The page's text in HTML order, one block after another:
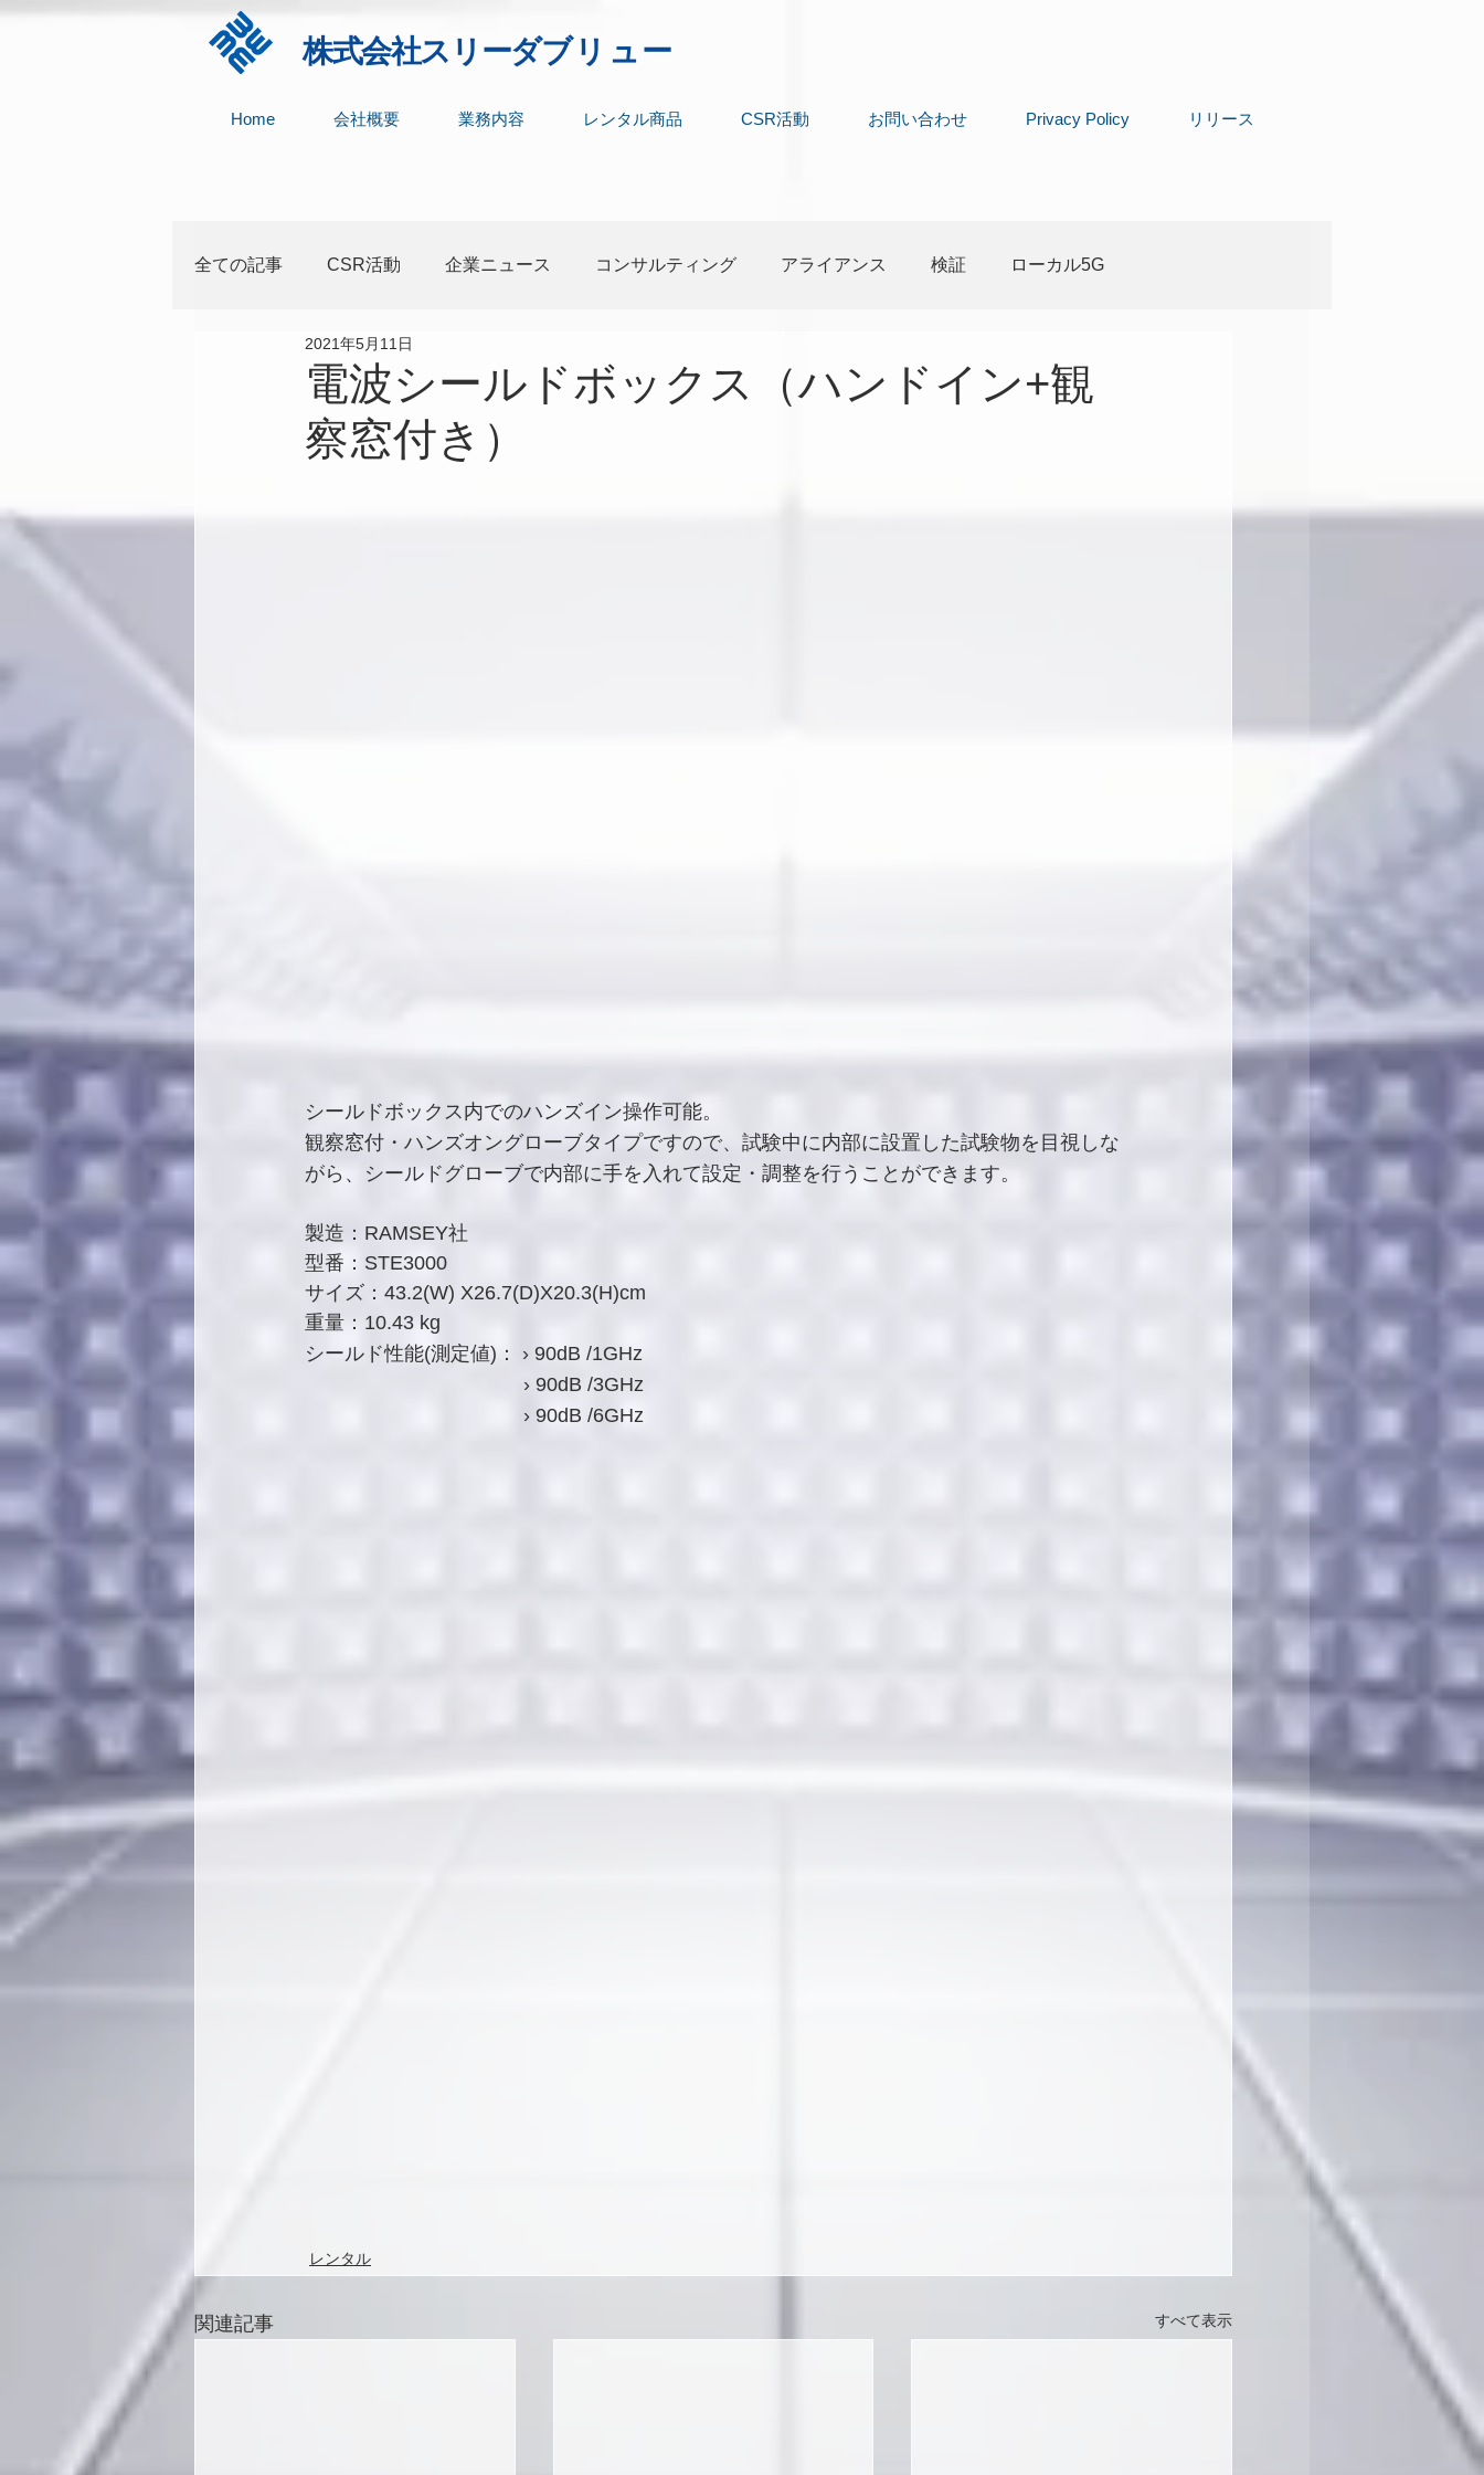
Home 会社概要 業務内容 レンタル商品 CSR活動 お問い合わせ Privacy Policy リリース
​株式会社スリーダブリュー
全ての記事 CSR活動 企業ニュース コンサルティング アライアンス 検証 ローカル5G
レンタル
電波シールドボックス（ハンドイン+観
察窓付き）
2021年5月11日
シールドボックス内でのハンズイン操作可能。
観察窓付・ハンズオングローブタイプですので、試験中に内部に設置した試験物を目視しな
がら、シールドグローブで内部に手を入れて設定・調整を行うことができます。
製造：RAMSEY社
型番：STE3000
サイズ：43.2(W) X26.7(D)X20.3(H)cm
重量：10.43 kg
シールド性能(測定値)： › 90dB /1GHz
› 90dB /3GHz
› 90dB /6GHz
レンタル
関連記事 すべて表示